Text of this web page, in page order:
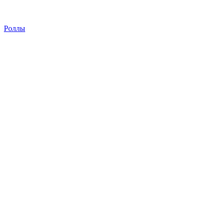
Роллы